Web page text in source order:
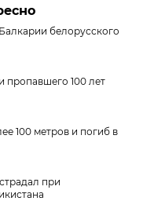
белорусского
пропавшего 100 лет
100 метров и погиб в
при